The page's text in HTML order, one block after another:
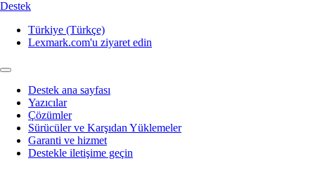
Destek
Türkiye (Türkçe)
Lexmark.com'u ziyaret edin
Destek ana sayfası
Yazıcılar
Çözümler
Sürücüler ve Karşıdan Yüklemeler
Garanti ve hizmet
Destekle iletişime geçin